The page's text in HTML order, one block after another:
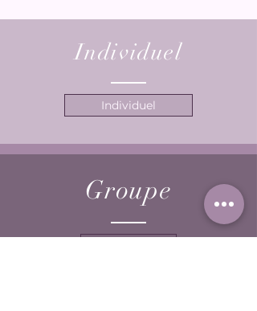
Individuel
Individuel
Groupe